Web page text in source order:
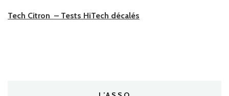
Tech Citron – Tests HiTech décalés